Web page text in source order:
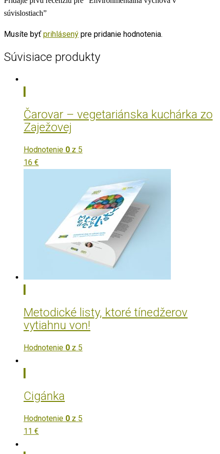
súvislostiach”
Musíte byť prihlásený pre pridanie hodnotenia.
Súvisiace produkty
Čarovar – vegetariánska kuchárka zo
Zaježovej
Hodnotenie 0 z 5
16 €
Metodické listy, ktoré tínedžerov
vytiahnu von!
Hodnotenie 0 z 5
Cigánka
Hodnotenie 0 z 5
11 €